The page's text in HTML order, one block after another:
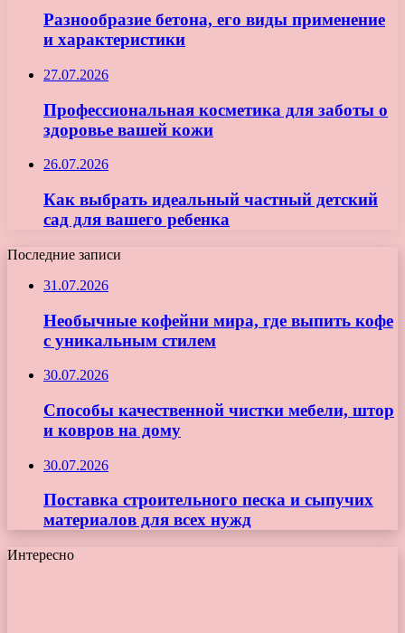
Разнообразие бетона, его виды применение
и характеристики
27.07.2026
Профессиональная косметика для заботы о
здоровье вашей кожи
26.07.2026
Как выбрать идеальный частный детский
сад для вашего ребенка
Последние записи
31.07.2026
Необычные кофейни мира, где выпить кофе
с уникальным стилем
30.07.2026
Способы качественной чистки мебели, штор
и ковров на дому
30.07.2026
Поставка строительного песка и сыпучих
материалов для всех нужд
Интересно